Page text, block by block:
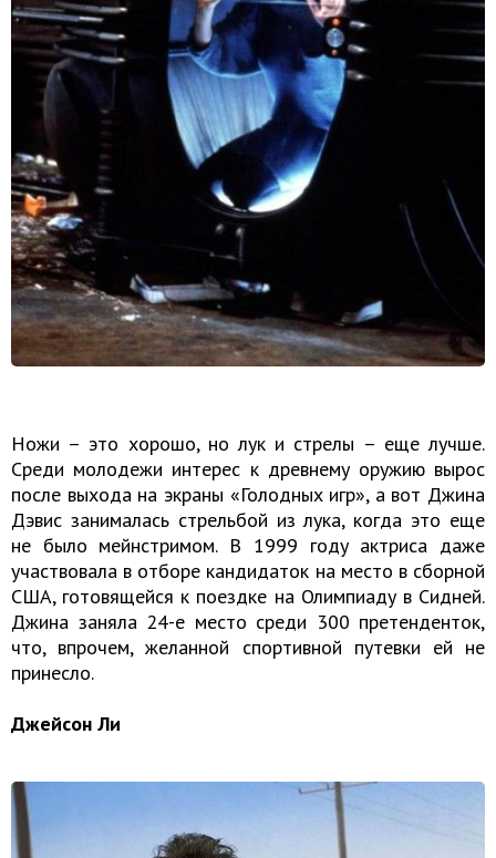
Ножи – это хорошо, но лук и стрелы – еще лучше.
Среди молодежи интерес к древнему оружию вырос
после выхода на экраны «Голодных игр», а вот Джина
Дэвис занималась стрельбой из лука, когда это еще
не было мейнстримом. В 1999 году актриса даже
участвовала в отборе кандидаток на место в сборной
США, готовящейся к поездке на Олимпиаду в Сидней.
Джина заняла 24-е место среди 300 претенденток,
что, впрочем, желанной спортивной путевки ей не
принесло.
Джейсон Ли